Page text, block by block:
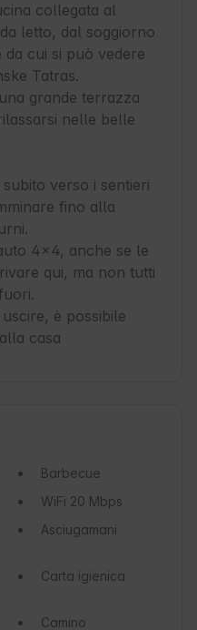
collegata al
letto, dal soggiorno
cui si può vedere
Tatras.
grande terrazza
nelle belle
verso i sentieri
fino alla
4x4, anche se le
qui, ma non tutti
è possibile
casa
Barbecue
WiFi 20 Mbps
Asciugamani
Carta igienica
Camino